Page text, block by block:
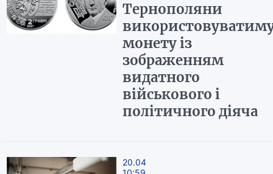
Тернополяни
монету із
зображенням
видатного
військового і
політичного діяча
20.04